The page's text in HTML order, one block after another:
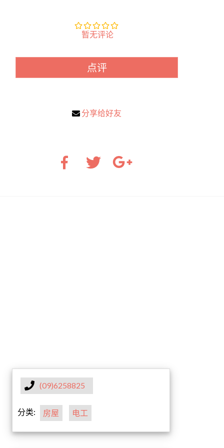
暂无评论
点评
分享给好友
(09)6258825
分类: 房屋 电工